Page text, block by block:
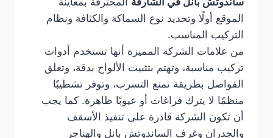
الموقع أولًا وتحديد نوع السماكة والكثافة ونظام
التركيب المناسب.
من علامات الشركة المميزة أنها تستخدم أدوات
تركيب مناسبة، وتهتم بتثبيت الألواح بدقة، وتغلق
الفواصل بطريقة تمنع التسرب، وتوفر تشطيبًا
منظمًا لا يترك فراغات أو عيوبًا ظاهرة. كما يجب
أن تكون الشركة قادرة على تنفيذ الأسقف
والجدران وغرف الساندوتش بانل والهناجر